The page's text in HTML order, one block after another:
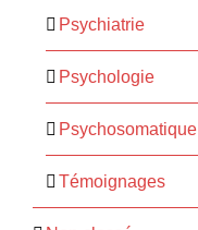
Psychiatrie
Psychologie
Psychosomatique
Témoignages